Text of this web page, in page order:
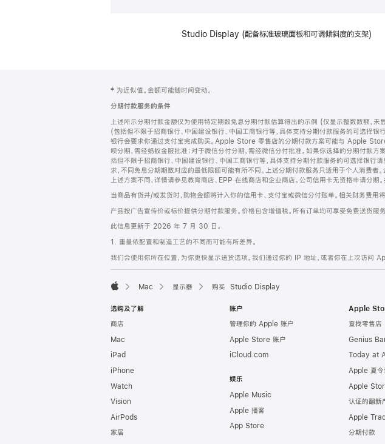
Studio Display (配备标准玻璃面板和可调倾斜度的支架)
页
脚
注
‡ 为近似值。金额可能随时间变动。
分期付款服务的条件
上述所示分期付款金额仅为使用特定期数免息分期付款估算得出的示例 (仅显示整数数额，
(包括但不限于招商银行、中国建设银行、中国工商银行等，具体支持分期付款服务的可选择
银行会要求你通过支付宝完成购买。Apple Store 零售店的分期付款方案可能与 Apple
呗分期，需经蚂蚁金服批准；对于微信分付分期，需经微信分付批准。如果你选择的分期付
括但不限于招商银行、中国建设银行、中国工商银行等，具体支持分期付款服务的可选择银行
求，不同免息分期期数对应的最低限额可能有所不同。上述分期付款服务只适用于个人消
上述方案不同，详情请参见教育商店、EPP 在线商店和企业商店。公司信用卡无资格申请分
当商品有货并/或发货时，购物金额将计入你的信用卡、支付宝或微信分付账单。相关财务费用
产品按广告宣传价或标价提供分期付款服务。价格包含增值税。所有订单均可享受免费送货服务
此信息更新于 2026 年 7 月 30 日。
1. 重量依配置和制造工艺的不同而可能有所差异。
我们会使用你所在位置，为你更快显示送货选项。我们通过你的 IP 地址，或者你在上次访问
Mac 显示器 购买 Studio Display
选购及了解
商店
Mac
iPad
iPhone
Watch
Vision
AirPods
家居
账户
管理你的 Apple 账户
Apple Store 账户
iCloud.com
娱乐
Apple Music
Apple 播客
App Store
Apple
查找零售店
Genius
Today at
Apple 夏令
Apple
认证的翻新
Apple
分期付款